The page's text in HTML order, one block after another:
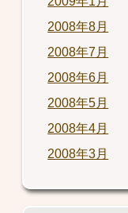
2008年8月
2008年7月
2008年6月
2008年5月
2008年4月
2008年3月